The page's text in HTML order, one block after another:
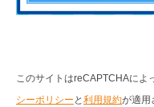
このサイトはreCAPTCHAによ
シーポリシー と 利用規約が適用